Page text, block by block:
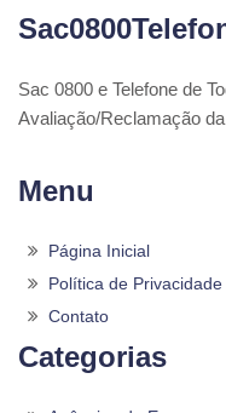
Sac 0800 e Telefone de
Avaliação/Reclamação
Menu
Página Inicial
Política de Privacidade
Contato
Categorias